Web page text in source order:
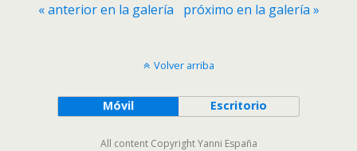
« anterior en la galería próximo en la galería »
Volver arriba
Móvil Escritorio
All content Copyright Yanni España